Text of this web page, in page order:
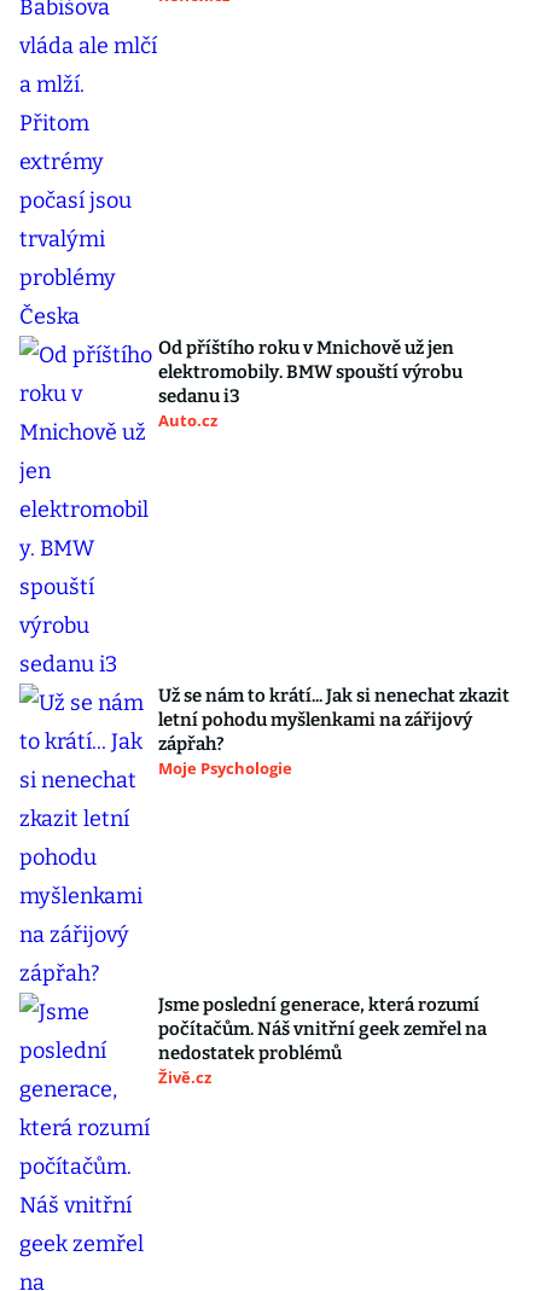
Od příštího roku v Mnichově už jen
elektromobily. BMW spouští výrobu
sedanu i3
Auto.cz
Už se nám to krátí... Jak si nenechat zkazit
letní pohodu myšlenkami na zářijový
zápřah?
Moje Psychologie
Jsme poslední generace, která rozumí
počítačům. Náš vnitřní geek zemřel na
nedostatek problémů
Živě.cz